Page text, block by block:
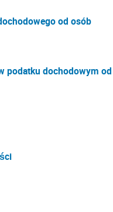
od osób
podatku dochodowym od